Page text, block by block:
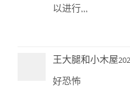
以进行,,,
王大腿和小木屋
好恐怖